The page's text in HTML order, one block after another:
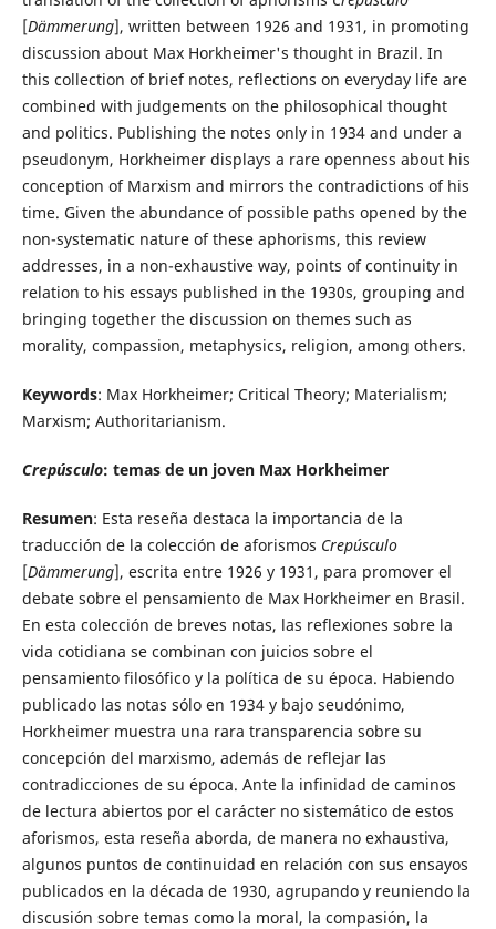
[Dämmerung], written between 1926 and 1931, in promoting
discussion about Max Horkheimer's thought in Brazil. In
this collection of brief notes, reflections on everyday life are
combined with judgements on the philosophical thought
and politics. Publishing the notes only in 1934 and under a
pseudonym, Horkheimer displays a rare openness about his
conception of Marxism and mirrors the contradictions of his
time. Given the abundance of possible paths opened by the
non-systematic nature of these aphorisms, this review
addresses, in a non-exhaustive way, points of continuity in
relation to his essays published in the 1930s, grouping and
bringing together the discussion on themes such as
morality, compassion, metaphysics, religion, among others.
Keywords: Max Horkheimer; Critical Theory; Materialism;
Marxism; Authoritarianism.
Crepúsculo: temas de un joven Max Horkheimer
Resumen: Esta reseña destaca la importancia de la
traducción de la colección de aforismos Crepúsculo
[Dämmerung], escrita entre 1926 y 1931, para promover el
debate sobre el pensamiento de Max Horkheimer en Brasil.
En esta colección de breves notas, las reflexiones sobre la
vida cotidiana se combinan con juicios sobre el
pensamiento filosófico y la política de su época. Habiendo
publicado las notas sólo en 1934 y bajo seudónimo,
Horkheimer muestra una rara transparencia sobre su
concepción del marxismo, además de reflejar las
contradicciones de su época. Ante la infinidad de caminos
de lectura abiertos por el carácter no sistemático de estos
aforismos, esta reseña aborda, de manera no exhaustiva,
algunos puntos de continuidad en relación con sus ensayos
publicados en la década de 1930, agrupando y reuniendo la
discusión sobre temas como la moral, la compasión, la